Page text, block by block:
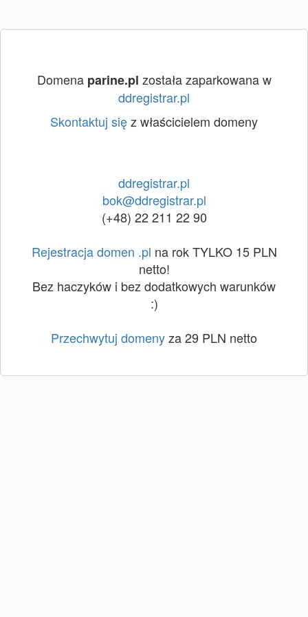
Domena parine.pl została zaparkowana w
ddregistrar.pl
Skontaktuj sięz właścicielem domeny
ddregistrar.pl
bok@ddregistrar.pl
(+48) 22 211 22 90
Rejestracja domen .pl na rok TYLKO 15 PLN
netto!
Bez haczyków i bez dodatkowych warunków
:)
Przechwytuj domenyza 29 PLN netto